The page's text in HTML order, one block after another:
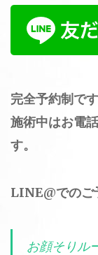
完全予約制です
施術中はお電
す。
LINE@でのご
お顔そりル